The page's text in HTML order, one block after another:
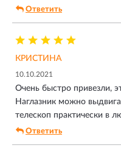
Ответить
КРИСТИНА
10.10.2021
Очень быстро привезли,
Наглазник можно
телескоп практически в
Ответить